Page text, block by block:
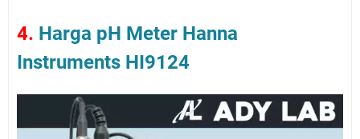
4. Harga pH Meter Hanna
Instruments HI9124